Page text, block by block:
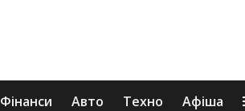
Фінанси Авто Техно Афіша